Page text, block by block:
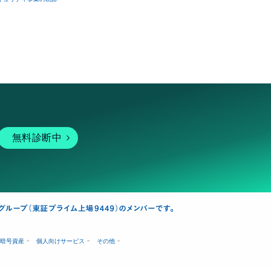
無料診断中
暗号資産 個人向けサービス その他